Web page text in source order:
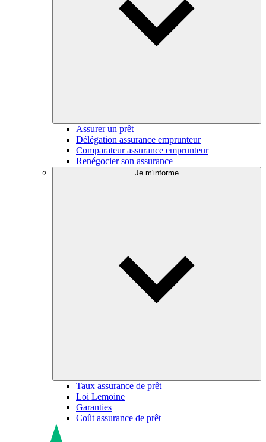
Assurer un prêt
Délégation assurance emprunteur
Comparateur assurance emprunteur
Renégocier son assurance
Je m'informe
Taux assurance de prêt
Loi Lemoine
Garanties
Coût assurance de prêt